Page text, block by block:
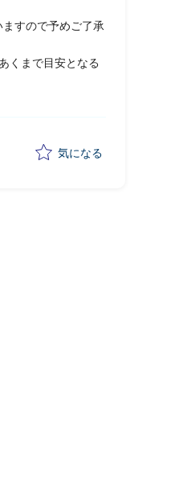
すので予めご了承
くまで目安となる
気になる